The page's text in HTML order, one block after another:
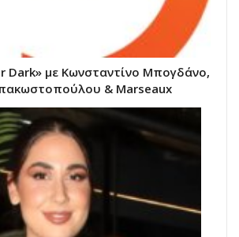
Dark» με Κωνσταντίνο Μπογδάνο,
& Marseaux